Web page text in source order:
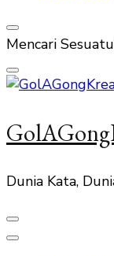
Mencari
Dunia Kata,